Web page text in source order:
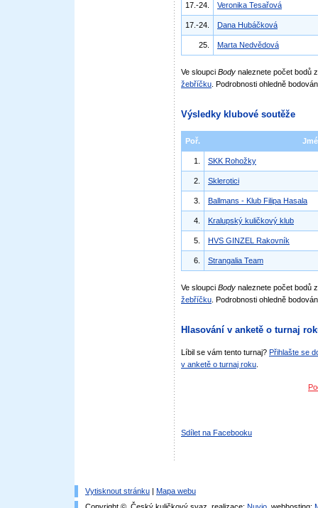
17.-24. Veronika Tesařová
17.-24. Dana Hubáčková
25. Marta Nedvědová
Ve sloupci Body naleznete počet bodů
žebříčku . Podrobnosti ohledně
Výsledky klubové soutěže
Poř.
1. SKK Rohožky
2. Sklerotici
3. Ballmans - Klub Filipa Hasala
4. Kralupský kuličkový klub
5. HVS GINZEL Rakovník
6. Strangalia Team
Ve sloupci Body naleznete počet bodů
žebříčku . Podrobnosti ohledně
Hlasování v anketě o turnaj
Líbil se vám tento turnaj? Přihlašte se
v anketě o turnaj roku
Sdílet na Facebooku
Vytisknout stránku | Mapa webu